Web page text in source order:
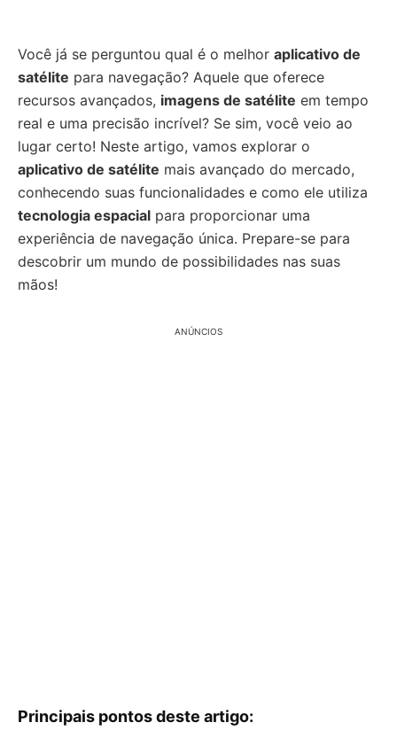
Você já se perguntou qual é o melhor aplicativo de
satélite para navegação? Aquele que oferece
recursos avançados, imagens de satélite em tempo
real e uma precisão incrível? Se sim, você veio ao
lugar certo! Neste artigo, vamos explorar o
aplicativo de satélite mais avançado do mercado,
conhecendo suas funcionalidades e como ele utiliza
tecnologia espacial para proporcionar uma
experiência de navegação única. Prepare-se para
descobrir um mundo de possibilidades nas suas
mãos!
ANÚNCIOS
Principais pontos deste artigo: